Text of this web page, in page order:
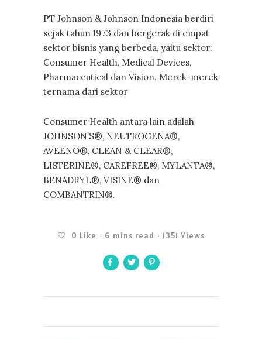
PT Johnson & Johnson Indonesia berdiri
sejak tahun 1973 dan bergerak di empat
sektor bisnis yang berbeda, yaitu sektor:
Consumer Health, Medical Devices,
Pharmaceutical dan Vision. Merek-merek
ternama dari sektor
Consumer Health antara lain adalah
JOHNSON’S®, NEUTROGENA®,
AVEENO®, CLEAN & CLEAR®,
LISTERINE®, CAREFREE®, MYLANTA®,
BENADRYL®, VISINE® dan
COMBANTRIN®.
0 Like 6 mins read 1351 Views